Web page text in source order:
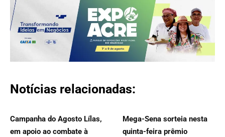
Notícias relacionadas:
Campanha do Agosto Lílas,
em apoio ao combate à
Mega-Sena sorteia nesta
quinta-feira prêmio